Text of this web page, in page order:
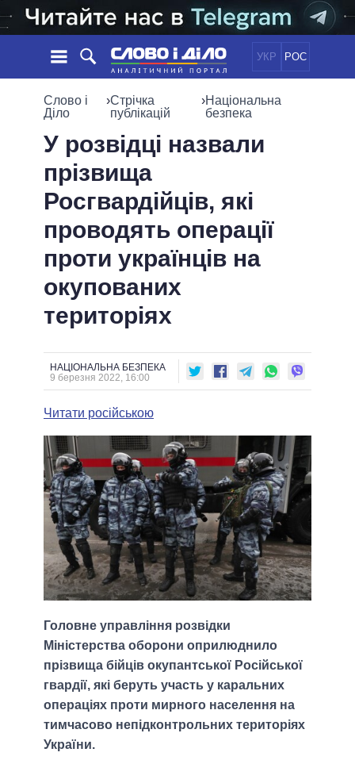
УКР РОС
НОВИНИ
ПОДІЇ
СТАТТІ
ДУМКИ
ОГЛЯДИ
ДАЙДЖЕСТИ
СВІТ
ОБIЦЯНКИ
ПОЛIТИКИ
УСІ ПОЛІТИКИ
ПРЕЗИДЕНТ І ОФІС
ВЕРХОВНА РАДА
КАБІНЕТ МІНІСТРІВ
ГОЛОВИ ОБЛАДМІНІСТРАЦІЙ
МЕРИ МІСТ
ІНФОГРАФІКА
ВІДЕО
ПІДТРИМАТИ
ПОРІВНЯННЯ ПОЛІТИКІВ
Слово і
Діло
›Стрічка
публікацій
›Національна
безпека
У розвідці назвали
прізвища
Росгвардійців, які
проводять операції
проти українців на
окупованих
територіях
НАЦІОНАЛЬНА БЕЗПЕКА
9 березня 2022, 16:00
Читати російською
Головне управління розвідки
Міністерства оборони оприлюднило
прізвища бійців окупантської Російської
гвардії, які беруть участь у каральних
операціях проти мирного населення на
тимчасово непідконтрольних територіях
України.